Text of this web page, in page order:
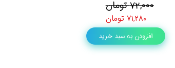
۷۲,۰۰۰ تومان
۷۱,۲۸۰ تومان
افزودن به سبد خرید